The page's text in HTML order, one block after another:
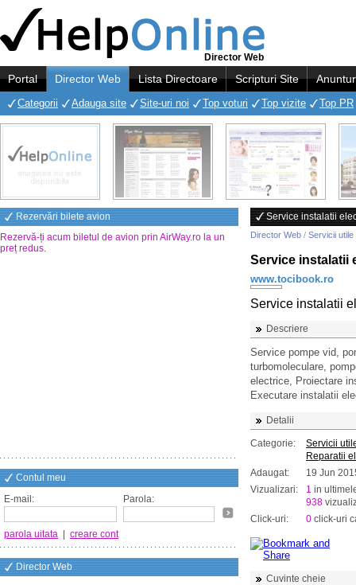
Director Web
Portal Director Web Lista Directoare Scripturi Site
Categorii Adauga site Site-uri noi Top voturi Top vizite Top PR
Rezervări bilete avion
Rezervă-ți acum biletul de avion prin AirWay.ro la un
preț redus.
Contul meu
E-mail:
Parola:
parola uitata creare cont
Director Web
Service instalatii
Director Web / Servicii utile
Service instalatii
www.tocibook.ro
Service instalatii
Descriere
Service pompe vid,
turbomoleculare,
electrice, Proiectare
Executare instalatii
Detalii
Categorie:
Servicii
Reparatii
Adaugat:
19 Jun
Vizualizari:
1 in
938
Click-uri:
0 click-uri
Cuvinte cheie